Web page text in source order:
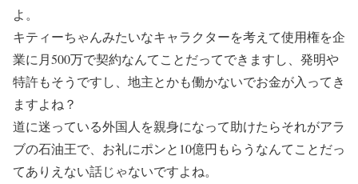
よ。
キティーちゃんみたいなキャラクターを考えて使用権を企
業に月500万で契約なんてことだってできますし、発明や
特許もそうですし、地主とかも働かないでお金が入ってき
ますよね？
道に迷っている外国人を親身になって助けたらそれがアラ
ブの石油王で、お礼にポンと10億円もらうなんてことだっ
てありえない話じゃないですよね。